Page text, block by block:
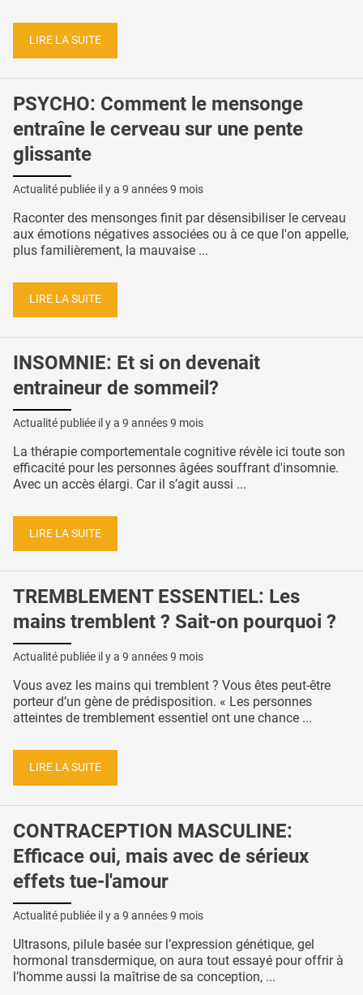
LIRE LA SUITE
PSYCHO: Comment le mensonge
entraîne le cerveau sur une pente
glissante
Actualité publiée il y a 9 années 9 mois
Raconter des mensonges finit par désensibiliser le cerveau
aux émotions négatives associées ou à ce que l'on appelle,
plus familièrement, la mauvaise ...
LIRE LA SUITE
INSOMNIE: Et si on devenait
entraineur de sommeil?
Actualité publiée il y a 9 années 9 mois
La thérapie comportementale cognitive révèle ici toute son
efficacité pour les personnes âgées souffrant d'insomnie.
Avec un accès élargi. Car il s’agit aussi ...
LIRE LA SUITE
TREMBLEMENT ESSENTIEL: Les
mains tremblent ? Sait-on pourquoi ?
Actualité publiée il y a 9 années 9 mois
Vous avez les mains qui tremblent ? Vous êtes peut-être
porteur d’un gène de prédisposition. « Les personnes
atteintes de tremblement essentiel ont une chance ...
LIRE LA SUITE
CONTRACEPTION MASCULINE:
Efficace oui, mais avec de sérieux
effets tue-l'amour
Actualité publiée il y a 9 années 9 mois
Ultrasons, pilule basée sur l’expression génétique, gel
hormonal transdermique, on aura tout essayé pour offrir à
l’homme aussi la maîtrise de sa conception, ...